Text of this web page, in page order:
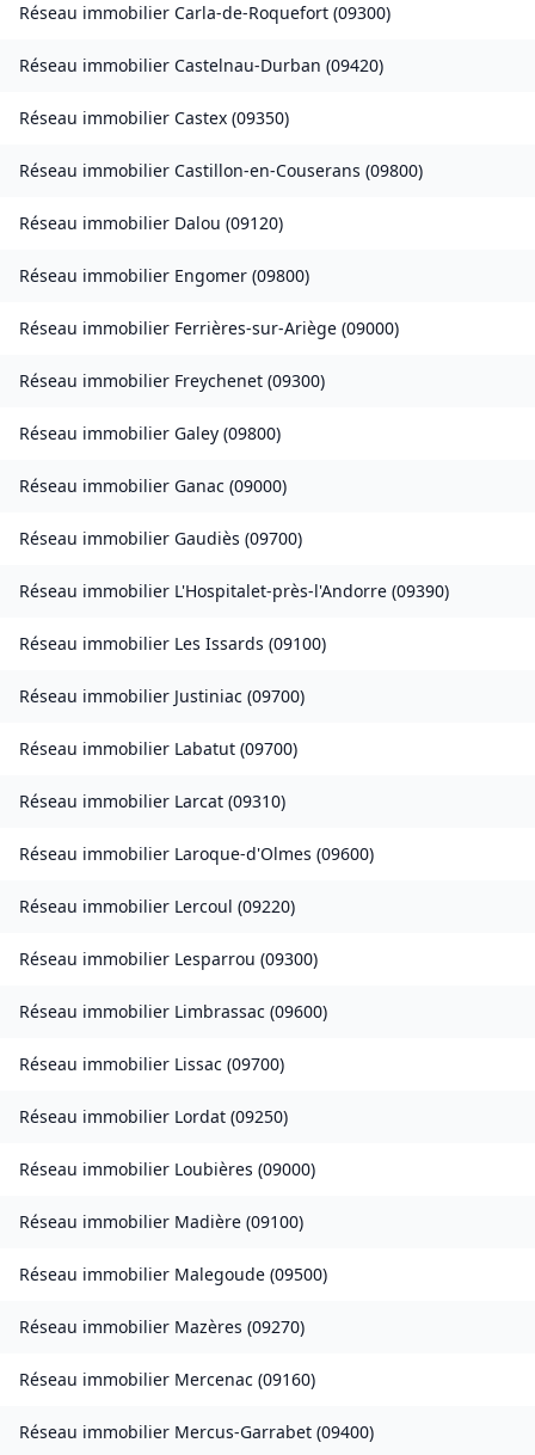
Réseau immobilier Carla-de-Roquefort (09300)
Réseau immobilier Castelnau-Durban (09420)
Réseau immobilier Castex (09350)
Réseau immobilier Castillon-en-Couserans (09800)
Réseau immobilier Dalou (09120)
Réseau immobilier Engomer (09800)
Réseau immobilier Ferrières-sur-Ariège (09000)
Réseau immobilier Freychenet (09300)
Réseau immobilier Galey (09800)
Réseau immobilier Ganac (09000)
Réseau immobilier Gaudiès (09700)
Réseau immobilier L'Hospitalet-près-l'Andorre (09390)
Réseau immobilier Les Issards (09100)
Réseau immobilier Justiniac (09700)
Réseau immobilier Labatut (09700)
Réseau immobilier Larcat (09310)
Réseau immobilier Laroque-d'Olmes (09600)
Réseau immobilier Lercoul (09220)
Réseau immobilier Lesparrou (09300)
Réseau immobilier Limbrassac (09600)
Réseau immobilier Lissac (09700)
Réseau immobilier Lordat (09250)
Réseau immobilier Loubières (09000)
Réseau immobilier Madière (09100)
Réseau immobilier Malegoude (09500)
Réseau immobilier Mazères (09270)
Réseau immobilier Mercenac (09160)
Réseau immobilier Mercus-Garrabet (09400)